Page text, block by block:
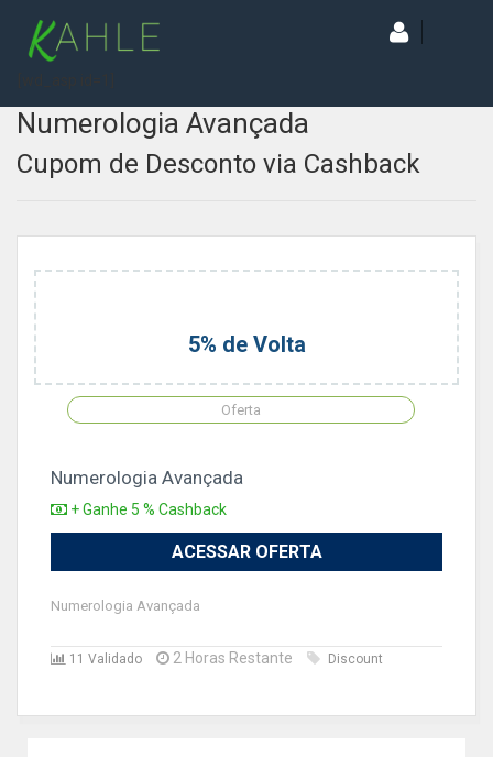
Numerologia Avançada
Cupom de Desconto via Cashback
5% de Volta
Oferta
Numerologia Avançada
+ Ganhe 5 % Cashback
ACESSAR OFERTA
Numerologia Avançada
11 Validado 2 Horas Restante Discount